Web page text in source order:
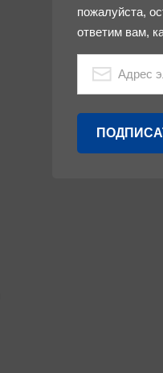
пожалуйста,
ответим вам,